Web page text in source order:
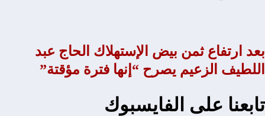
بعد ارتفاع ثمن بيض الإستهلاك الحاج عبد
اللطيف الزعيم يصرح “إنها فترة مؤقتة”
تابعنا على الفايسبوك